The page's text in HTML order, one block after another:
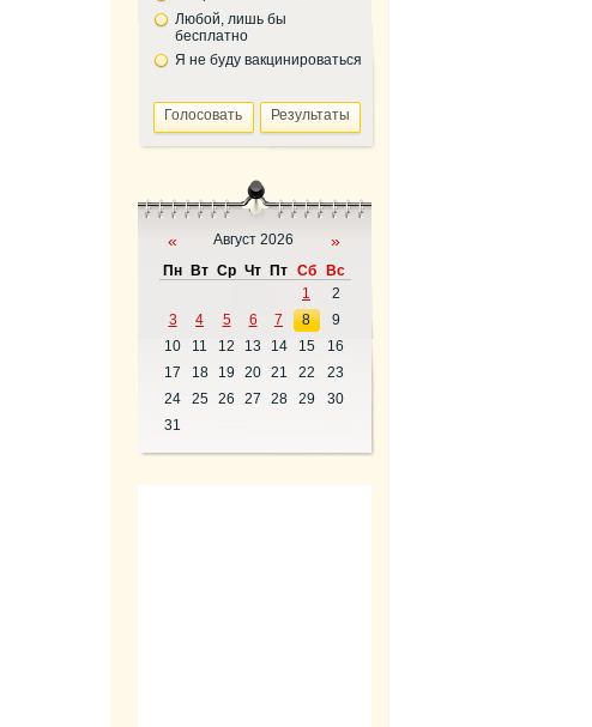
Любой, лишь бы
бесплатно
Я не буду вакцинироваться
« Август 2026 »
Пн Вт Ср Чт Пт Сб
Вс
1
2
3
4 5 6 7 8
9
10
11 12 13 14 15
16
17
18 19 20 21 22
23
24
25 26 27 28 29
30
31